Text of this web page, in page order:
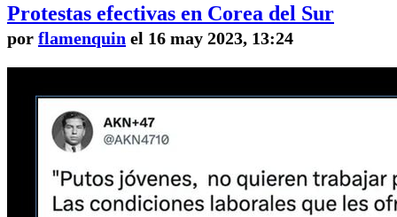
Protestas efectivas en Corea del Sur
por flamenquin el 16 may 2023, 13:24